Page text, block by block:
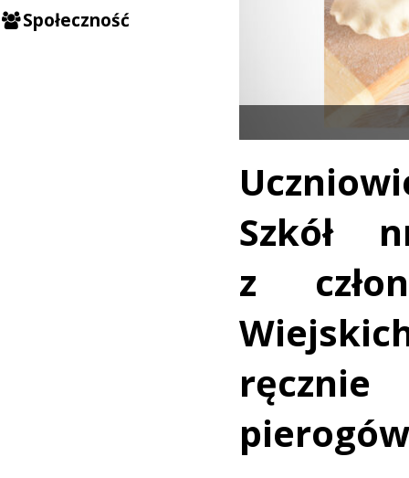
Społeczność
Szkół
z